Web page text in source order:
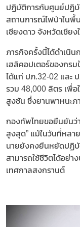
ปฏิบัติการกับศูนย์ปฏิบั
สถานการณ์ไฟป่าในพื้
เชียงดาว จังหวัดเชียง
ภารกิจครั้งนี้ได้ดำเนิน
เฮลิคอปเตอร์ของกร
ได้แก่ ปภ.32-02 และ
รวม 48,000 ลิตร เพื่อ
สูงชัน ซึ่งยานพาหนะภ
กองทัพไทยขอยืนยันว่
สูงสุด” แม้ในวันที่หล
นายยังคงยืนหยัดปฏิบั
สามารถใช้ชีวิตได้อย่า
เทศกาลสงกรานต์